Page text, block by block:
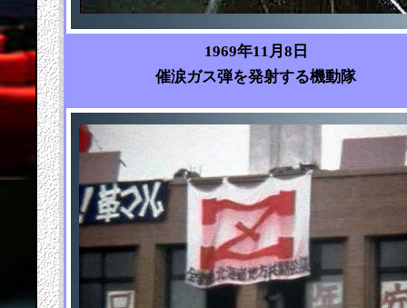
1969年11月8日
催涙ガス弾を発射する機動隊